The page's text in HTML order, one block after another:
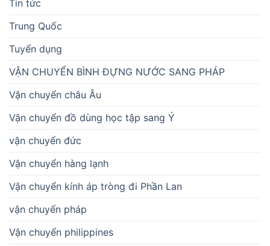
Tin tức
Trung Quốc
Tuyển dụng
VẬN CHUYỂN BÌNH ĐỰNG NƯỚC SANG PHÁP
Vận chuyển châu Âu
Vận chuyển đồ dùng học tập sang Ý
vận chuyển đức
Vận chuyển hàng lạnh
Vận chuyển kính áp tròng đi Phần Lan
vận chuyển pháp
Vận chuyển philippines